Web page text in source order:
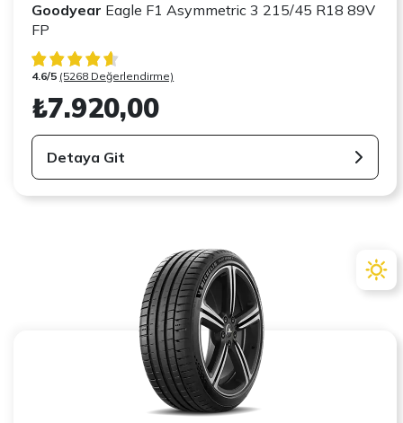
Goodyear Eagle F1 Asymmetric 3 215/45 R18 89V
FP
4.6/5 (5268 Değerlendirme)
₺7.920,00
Detaya Git